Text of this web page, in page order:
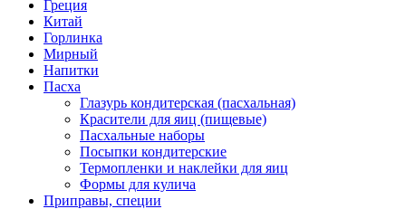
Греция
Китай
Горлинка
Мирный
Напитки
Пасха
Глазурь кондитерская (пасхальная)
Красители для яиц (пищевые)
Пасхальные наборы
Посыпки кондитерские
Термопленки и наклейки для яиц
Формы для кулича
Приправы, специи